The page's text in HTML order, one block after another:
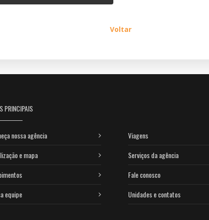
Voltar
PRINCIPAIS
nossa agência
e mapa
equipe
Viagens
Serviços da agência
Fale conosco
Unidades e contatos